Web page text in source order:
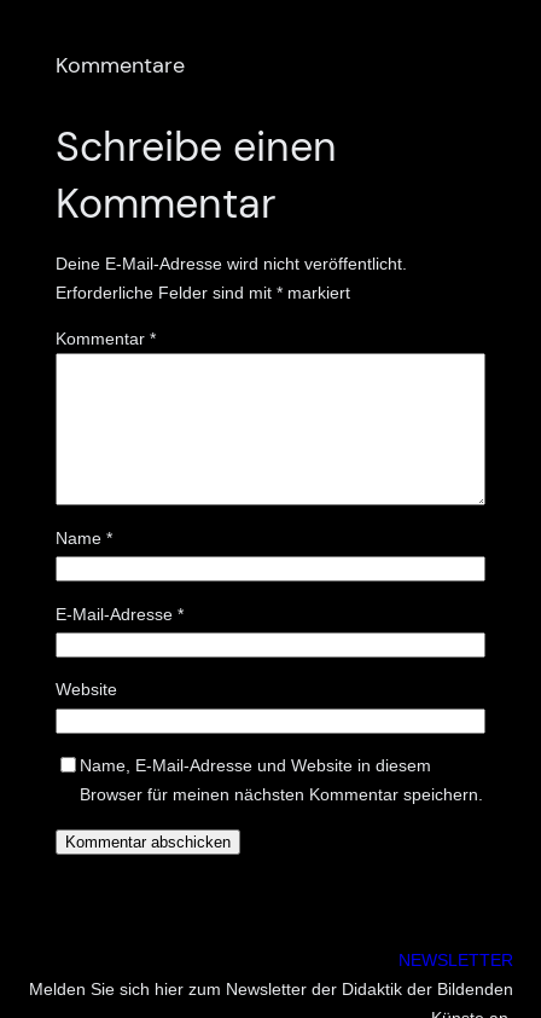
Kommentare
Schreibe einen
Kommentar
Deine E-Mail-Adresse wird nicht veröffentlicht.
Erforderliche Felder sind mit * markiert
Kommentar *
Name *
E-Mail-Adresse *
Website
Name, E-Mail-Adresse und Website in diesem
Browser für meinen nächsten Kommentar speichern.
NEWSLETTER
Melden Sie sich hier zum Newsletter der Didaktik der Bildenden